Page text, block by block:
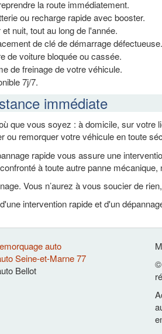
la route immédiatement.
ou recharge rapide avec booster.
nuit, tout au long de l'année.
de clé de démarrage défectueuse.
de voiture bloquée ou cassée.
de freinage de votre véhicule.
7j/7.
immédiate
que vous soyez : à domicile, sur votre
ou remorquer votre véhicule en toute
rapide vous assure une
à toute autre panne mécanique,
Vous n’aurez à vous soucier de
intervention rapide et d'un
auto
Seine-et-Marne 77
Bellot
©